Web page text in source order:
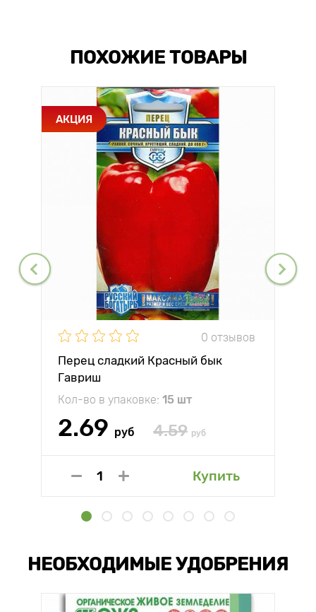
ПОХОЖИЕ ТОВАРЫ
АКЦИЯ
0 отзывов
Перец сладкий Красный бык
Гавриш
Кол-во в упаковке: 15 шт
2.69 руб 4.59 руб
Купить
НЕОБХОДИМЫЕ УДОБРЕНИЯ